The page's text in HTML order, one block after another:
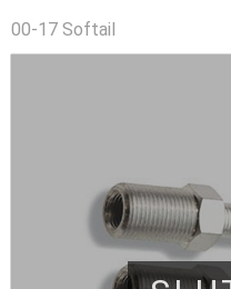
00-17 Softail